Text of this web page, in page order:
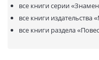
все книги серии
все книги издательства
все книги раздела